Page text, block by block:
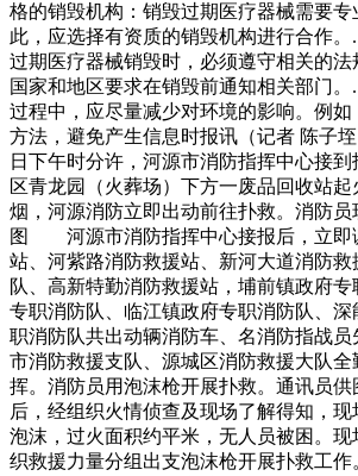
格的销毁机构：销毁过期医疗器械需要专
此，应选择有资质的销毁机构进行合作
过期医疗器械销毁时，必须遵守相关的
国家和地区要求在销毁前通知相关部门
过程中，应尽量减少对环境的影响。例
方法，避免产生信息时报讯（记者 陈子
日下午时分许，河源市消防指挥中心接
区青龙园（火葬场）下方一废品回收站
烟，河源消防立即出动前往扑救。消防
图 河源市消防指挥中心接报后，立即
站、河紫路消防救援站、新河大道消防救
队、高新特勤消防救援站，埔前镇政府
专职消防队、临江镇政府专职消防队、
职消防队共出动辆消防车、名消防指战员
市消防救援支队、源城区消防救援大队
挥。消防员用泡沫枪开展扑救。通讯
后，经组织火情侦查及现场了解得知，
泡沫，过火面积约平米，无人员被困。现
织救援力量分组出支泡沫枪开展扑救工